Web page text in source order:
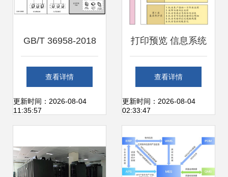
GB/T 36958-2018
信息安全技术 网络
安全等级保护安全
信息系统运行维护
查看详情
更新时间：2026-08-04
11:35:57
打印预览 信息系统
运行维护服务的关
键环节与优化策略
查看详情
更新时间：2026-08-04
02:33:47